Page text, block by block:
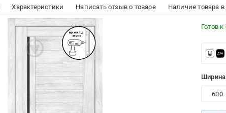
Характеристики Написать отзыв о товаре Наличие товара
Готов
600